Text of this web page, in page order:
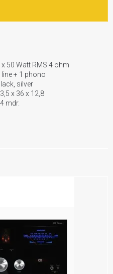
x 50 Watt RMS 4 ohm
line + 1 phono
silver
x 36 x 12,8
mdr.